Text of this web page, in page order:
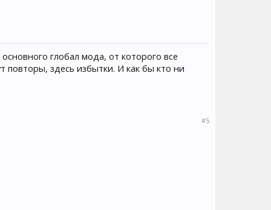
глобал мода, от которого все
повторы, здесь избытки. И как бы кто ни
#5